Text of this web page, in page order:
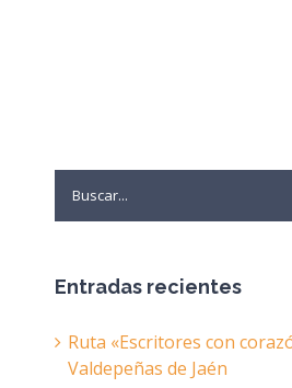
for:
Entradas recientes
Ruta «Escritores con
Valdepeñas de Jaén